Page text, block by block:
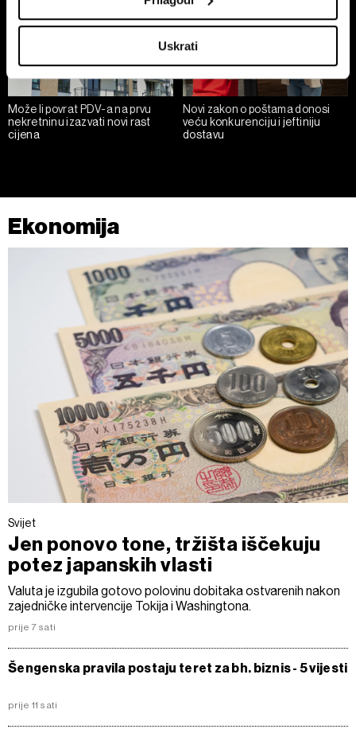
Identify your device by actively scanning it for
specific characteristics (fingerprinting)
Find out more about how your personal data is processed
and set your preferences in thedetails section
Zajednički voditelji obrade su HD-WIN ARENA SPORT
ažurirati klikom na „Prikaži detalje“. Privolu možete u bilo
kojem trenutku povući bez negativnih posljedica.
Uskrati
Može li povrat PDV-a na prvu
nekretninu izazvati novi rast
cijena
Novi zakon o poštama donosi
veću konkurenciju i jeftiniju
dostavu
Ekonomija
Svijet
Jen ponovo tone, tržišta iščekuju
potez japanskih vlasti
Valuta je izgubila gotovo polovinu dobitaka ostvarenih nakon
zajedničke intervencije Tokija i Washingtona.
prije 7 sati
Šengenska pravila postaju teret za bh. biznis - 5 vijesti
prije 11 sati